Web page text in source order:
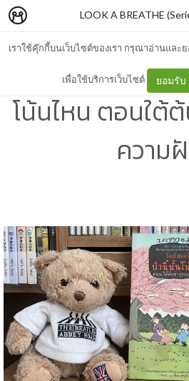
เราใช้คุ๊กกี้บนเว็บไซต์ของเรา กรุณาอ่านและ
เพื่อใช้บริการเว็บไซต์ ยอมรับ
LOOK A BREATHE
#574 โคะโสะอ
โน้นไหน ตอนใต้
ความ